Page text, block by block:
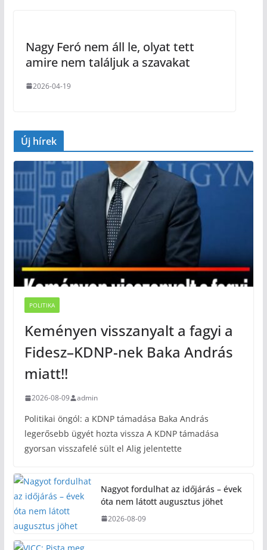
Nagy Feró nem áll le, olyat tett
amire nem találjuk a szavakat
2026-04-19
Új hírek
POLITIKA
Keményen visszanyalt a fagyi a
Fidesz–KDNP-nek Baka András
miatt!!
2026-08-09 admin
Politikai öngól: a KDNP támadása Baka András
legerősebb ügyét hozta vissza A KDNP támadása
gyorsan visszafelé sült el Alig jelentette
Nagyot fordulhat az időjárás – évek
óta nem látott augusztus jöhet
2026-08-09